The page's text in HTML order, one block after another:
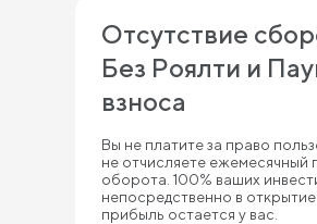
Отсутствие
Без Роялти и
взноса
Вы не платите за право
не отчисляете ежемесячный
оборота. 100% ваших
непосредственно в
прибыль остается у вас.